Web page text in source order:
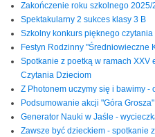
Zakończenie roku szkolnego 2025/
Spektakularny 2 sukces klasy 3 B
Szkolny konkurs pięknego czytania
Festyn Rodzinny "Średniowieczne
Spotkanie z poetką w ramach
Czytania Dzieciom
Z Photonem uczymy się i bawimy
Podsumowanie akcji "Góra Grosza"
Generator Nauki w Jaśle -
Zawsze być dzieckiem - spotkanie